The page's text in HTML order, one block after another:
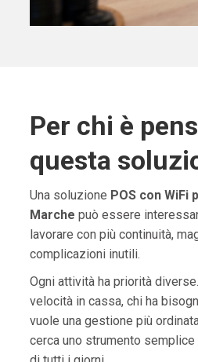
Per chi è
questa
Una soluzione POS con WiFi
Marche può essere
lavorare con più continuità,
complicazioni inutili.
Ogni attività ha priorità
velocità in cassa, chi ha
vuole una gestione più
cerca uno strumento